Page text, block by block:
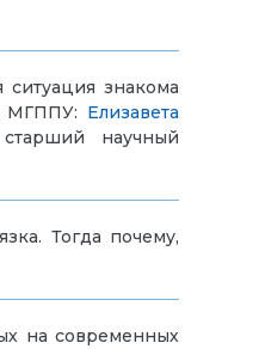
знакома
МГППУ: Елизавета
старший научный
Тогда почему,
на современных